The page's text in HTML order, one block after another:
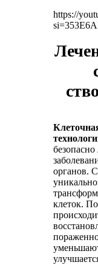
https://
органов.
клеток.